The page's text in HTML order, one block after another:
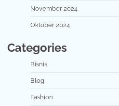
November 2024
Oktober 2024
Categories
Bisnis
Blog
Fashion